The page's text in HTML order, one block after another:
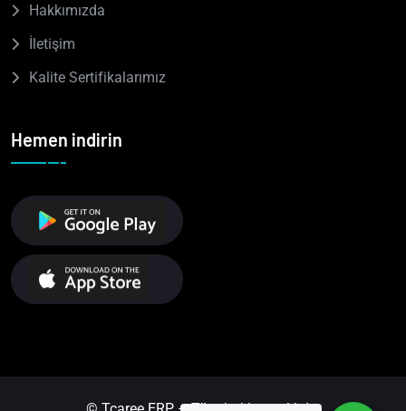
Hakkımızda
İletişim
Kalite Sertifikalarımız
Hemen indirin